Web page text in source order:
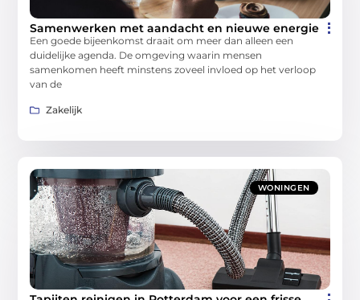
Samenwerken met aandacht en nieuwe energie
Een goede bijeenkomst draait om meer dan alleen een
duidelijke agenda. De omgeving waarin mensen
samenkomen heeft minstens zoveel invloed op het verloop
van de
Zakelijk
WONINGEN